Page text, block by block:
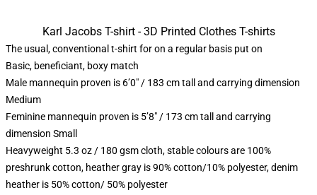
Karl Jacobs T-shirt - 3D Printed Clothes T-shirts
The usual, conventional t-shirt for on a regular basis put on
Basic, beneficiant, boxy match
Male mannequin proven is 6’0″ / 183 cm tall and carrying dimension
Medium
Feminine mannequin proven is 5’8″ / 173 cm tall and carrying
dimension Small
Heavyweight 5.3 oz / 180 gsm cloth, stable colours are 100%
preshrunk cotton, heather gray is 90% cotton/10% polyester, denim
heather is 50% cotton/ 50% polyester